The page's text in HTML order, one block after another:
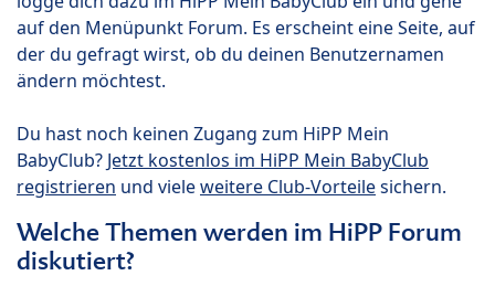
auf den Menüpunkt Forum. Es erscheint eine Seite, auf
der du gefragt wirst, ob du deinen Benutzernamen
ändern möchtest.
Du hast noch keinen Zugang zum HiPP Mein
BabyClub? Jetzt kostenlos im HiPP Mein BabyClub
registrieren und vieleweitere Club-Vorteilesichern.
Welche Themen werden im HiPP Forum
diskutiert?